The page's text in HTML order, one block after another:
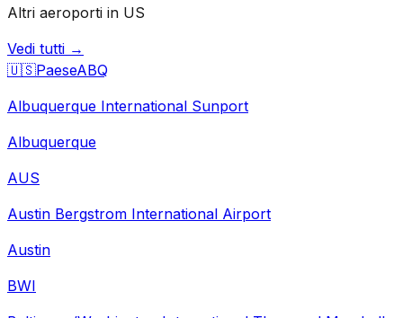
Altri aeroporti in US
Vedi tutti →
🇺🇸PaeseABQ
Albuquerque International Sunport
Albuquerque
AUS
Austin Bergstrom International Airport
Austin
BWI